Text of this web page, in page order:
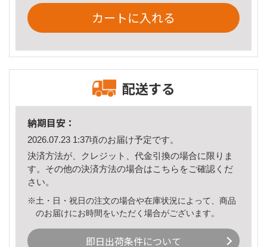
カートに入れる
配送する
納期目安：
2026.07.23 1:37頃のお届け予定です。
決済方法が、クレジット、代金引換の場合に限りま
す。その他の決済方法の場合はこちら をご確認くだ
さい。
※土・日・祝日の注文の場合や在庫状況によって、商品
のお届けにお時間をいただく場合がございます。
即日出荷条件について